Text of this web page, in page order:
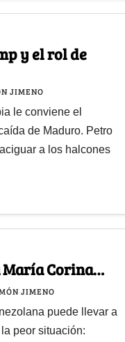
y el rol de
JIMENO
le conviene el
de Maduro. Petro
a los halcones
María Corina…
JIMENO
puede llevar a
peor situación: